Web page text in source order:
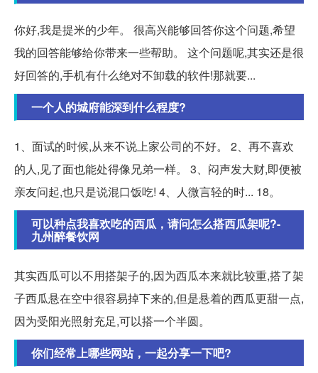
你好,我是提米的少年。 很高兴能够回答你这个问题,希望
我的回答能够给你带来一些帮助。 这个问题呢,其实还是很
好回答的,手机有什么绝对不卸载的软件!那就要...
一个人的城府能深到什么程度?
1、面试的时候,从来不说上家公司的不好。 2、再不喜欢
的人,见了面也能处得像兄弟一样。 3、闷声发大财,即便被
亲友问起,也只是说混口饭吃! 4、人微言轻的时... 18。
可以种点我喜欢吃的西瓜，请问怎么搭西瓜架呢?-
九州醉餐饮网
其实西瓜可以不用搭架子的,因为西瓜本来就比较重,搭了架
子西瓜悬在空中很容易掉下来的,但是悬着的西瓜更甜一点,
因为受阳光照射充足,可以搭一个半圆。
你们经常上哪些网站，一起分享一下吧?